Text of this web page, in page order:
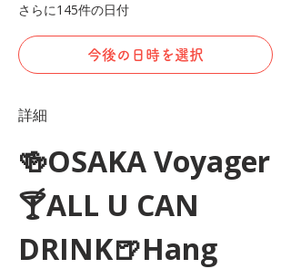
さらに145件の日付
今後の日時を選択
詳細
🍻OSAKA Voyager
🍸ALL U CAN
DRINK🍺Hang